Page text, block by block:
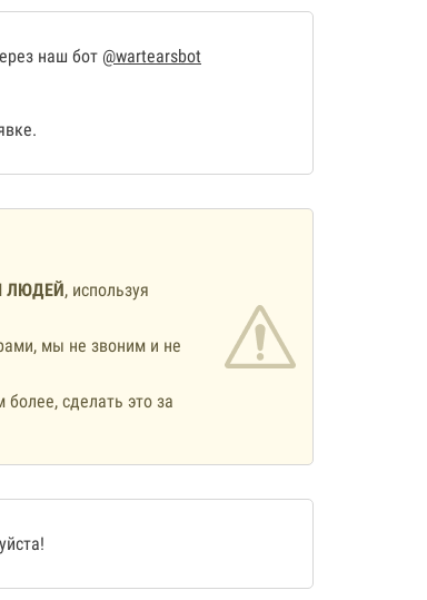
наш бот @wartearsbot
ЛЮДЕЙ, используя
мы не звоним и не
более, сделать это за